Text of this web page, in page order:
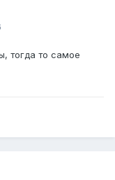
тогда то самое